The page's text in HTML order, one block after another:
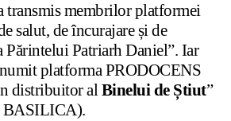
transmis membrilor platformei
salut, de încurajare și de
Părintelui Patriarh Daniel”. Iar
platforma PRODOCENS
distribuitor alBinelui de Știut”
BASILICA).